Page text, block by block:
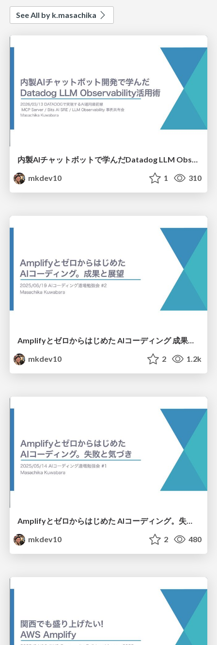
See All by k.masachika
内製AIチャットボットで学んだDatadog LLM Observability活用術
mkdev10
1 310
mkdev10
2 1.2k
Amplifyとゼロからはじめた AIコーディング。失敗と気づき
mkdev10
2 480